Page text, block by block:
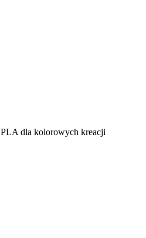
dla kolorowych kreacji